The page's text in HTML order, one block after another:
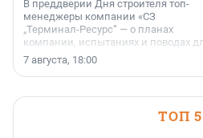
В преддверии Дня строителя топ-
менеджеры компании «СЗ
„Терминал-Ресурс“ — о планах
компании, испытаниях и поводах
осторожного оптимизма.
7 августа, 18:00
ТОП 5